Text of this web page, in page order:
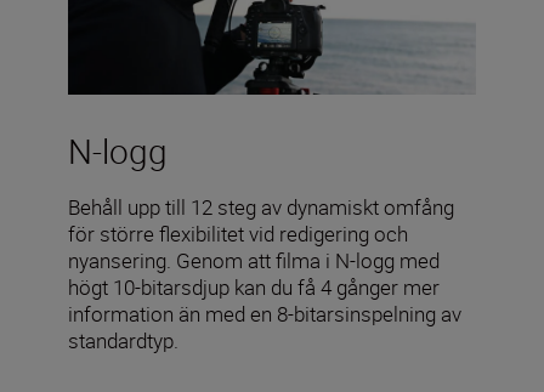
N-logg
Behåll upp till 12 steg av dynamiskt omfång
för större flexibilitet vid redigering och
nyansering. Genom att filma i N-logg med
högt 10-bitarsdjup kan du få 4 gånger mer
information än med en 8-bitarsinspelning av
standardtyp.